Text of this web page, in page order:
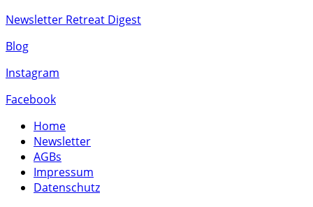
Newsletter Retreat Digest
Blog
Instagram
Facebook
Home
Newsletter
AGBs
Impressum
Datenschutz